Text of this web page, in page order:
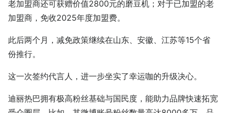
老加盟商还可获赠价值2800元的磨豆机；对于已加盟的老
加盟商，免收2025年度加盟费。
此后两个月，减免政策继续在山东、安徽、江苏等15个省
份推行。
这一次签约代言人，进一步坐实了幸运咖的升级决心。
迪丽热巴拥有极高粉丝基础与国民度，能助力品牌快速拓宽